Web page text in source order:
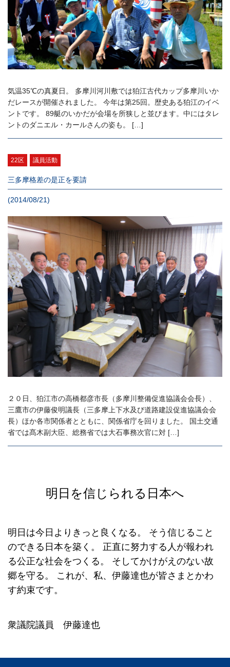
気温35℃の真夏日。 多摩川河川敷では狛江古代カップ多摩川いか
だレースが開催されました。 今年は第25回。歴史ある狛江のイベ
ントです。 89艇のいかだが会場を所狭しと並びます。中にはタレ
ントのダニエル・カールさんの姿も。 […]
22区 議員活動
三多摩格差の是正を要請
(2014/08/21)
２０日、狛江市の高橋都彦市長（多摩川整備促進協議会会長）、
三鷹市の伊藤俊明議長（三多摩上下水及び道路建設促進協議会会
長）ほか各市関係者とともに、関係省庁を回りました。 国土交通
省では髙木副大臣、総務省では大石事務次官に対 […]
明日を信じられる日本へ
明日は今日よりきっと良くなる。
そう信じること
のできる日本を築く。
正直に努力する人が報われ
る公正な社会をつくる。
そしてかけがえのない故
郷を守る。
これが、私、伊藤達也が皆さまとかわ
す約束です。
衆議院議員 伊藤達也